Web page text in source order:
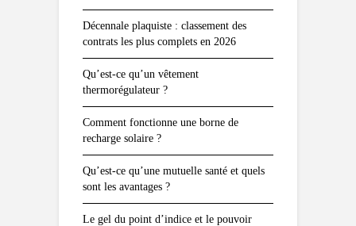
Décennale plaquiste : classement des
contrats les plus complets en 2026
Qu’est-ce qu’un vêtement
thermorégulateur ?
Comment fonctionne une borne de
recharge solaire ?
Qu’est-ce qu’une mutuelle santé et quels
sont les avantages ?
Le gel du point d’indice et le pouvoir